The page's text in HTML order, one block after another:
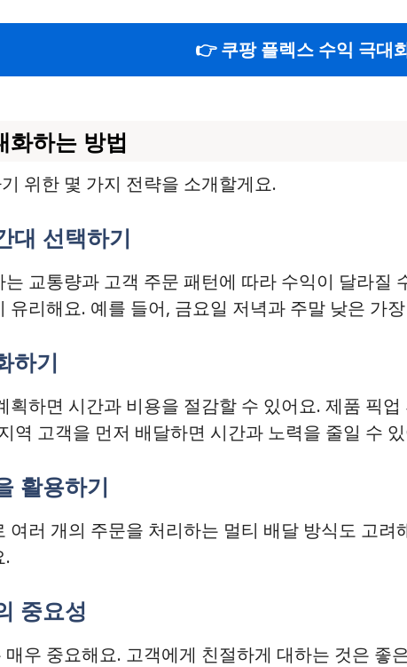
👉 쿠팡 플렉스 수익 극대
화하는 방법
위한 몇 가지 전략을 소개할게요.
대 선택하기
교통량과 고객 주문 패턴에 따라 수익이 달라질
유리해요. 예를 들어, 금요일 저녁과 주말 낮은 가
하기
획하면 시간과 비용을 절감할 수 있어요. 제품 픽
역 고객을 먼저 배달하면 시간과 노력을 줄일 수
활용하기
여러 개의 주문을 처리하는 멀티 배달 방식도 고
.
중요성
우 중요해요. 고객에게 친절하게 대하는 것은 좋